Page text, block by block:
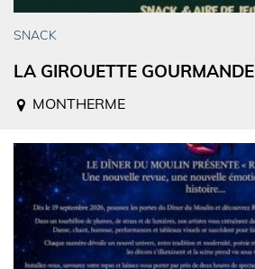
SNACK
LA GIROUETTE GOURMANDE
MONTHERME